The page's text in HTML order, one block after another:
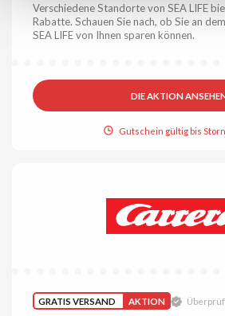
Verschiedene Standorte von SEA LIFE
Rabatte. Schauen Sie nach, ob Sie an
SEA LIFE von Ihnen sparen können.
DIE AKTION
Gutschein gültig bis
GRATIS VERSAND AKTION